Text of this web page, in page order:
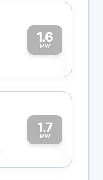
1.6
MW1
1.7
MW1